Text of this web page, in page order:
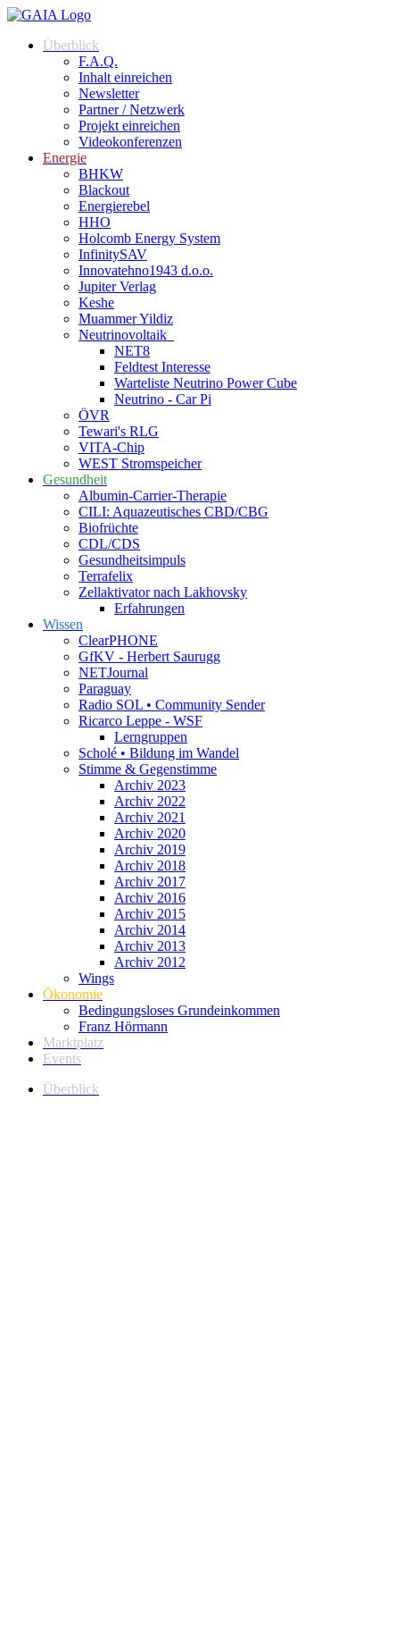
Überblick
F.A.Q.
Inhalt einreichen
Newsletter
Partner / Netzwerk
Projekt einreichen
Videokonferenzen
Energie
BHKW
Blackout
Energierebel
HHO
Holcomb Energy System
InfinitySAV
Innovatehno1943 d.o.o.
Jupiter Verlag
Keshe
Muammer Yildiz
Neutrinovoltaik
NET8
Feldtest Interesse
Warteliste Neutrino Power Cube
Neutrino - Car Pi
ÖVR
Tewari's RLG
VITA-Chip
WEST Stromspeicher
Gesundheit
Albumin-Carrier-Therapie
CILI: Aquazeutisches CBD/CBG
Biofrüchte
CDL/CDS
Gesundheitsimpuls
Terrafelix
Zellaktivator nach Lakhovsky
Erfahrungen
Wissen
ClearPHONE
GfKV - Herbert Saurugg
NETJournal
Paraguay
Radio SOL • Community Sender
Ricarco Leppe - WSF
Lerngruppen
Scholé • Bildung im Wandel
Stimme & Gegenstimme
Archiv 2023
Archiv 2022
Archiv 2021
Archiv 2020
Archiv 2019
Archiv 2018
Archiv 2017
Archiv 2016
Archiv 2015
Archiv 2014
Archiv 2013
Archiv 2012
Wings
Ökonomie
Bedingungsloses Grundeinkommen
Franz Hörmann
Marktplatz
Events
Überblick